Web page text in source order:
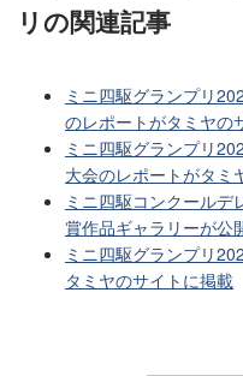
リの関連記事
ミニ四駆グランプリ
のレポートがタミヤの
ミニ四駆グランプリ
大会のレポートがタミ
ミニ四駆コンクールデ
賞作品ギャラリーが公
ミニ四駆グランプリ
タミヤのサイトに掲載